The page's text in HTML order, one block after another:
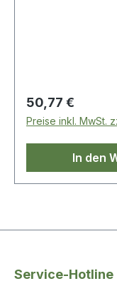
Regulärer Preis:
50,77 €
Preise inkl. MwSt.
In den
Service-Hotline